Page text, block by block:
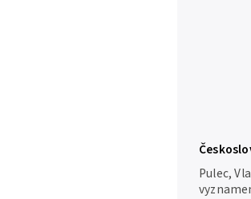
státní
Pulec,